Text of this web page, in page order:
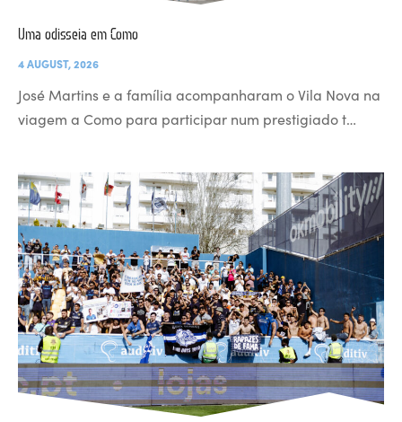
Uma odisseia em Como
4 AUGUST, 2026
José Martins e a família acompanharam o Vila Nova na
viagem a Como para participar num prestigiado t…